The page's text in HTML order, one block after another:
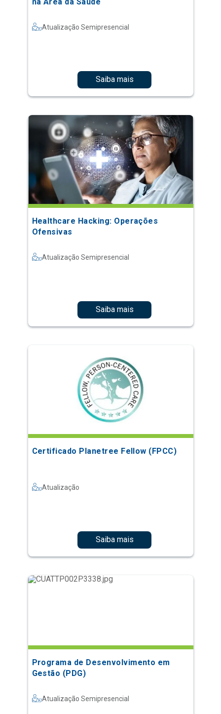
Atualização Semipresencial
Saiba mais
Healthcare Hacking: Operações
Ofensivas
Atualização Semipresencial
Saiba mais
Certificado Planetree Fellow (FPCC)
Atualização
Saiba mais
Programa de Desenvolvimento em
Gestão (PDG)
Atualização Semipresencial